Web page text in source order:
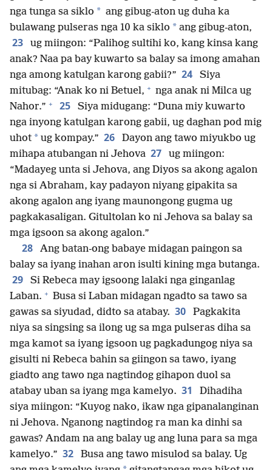
nga tunga sa siklo * ang gibug-aton ug duha ka
bulawang pulseras nga 10 ka siklo * ang gibug-aton,
23
ug miingon: “Palihog sultihi ko, kang kinsa kang
anak? Naa pa bay kuwarto sa balay sa imong amahan
nga among katulgan karong gabii?” 24
Siya
mitubag: “Anak ko ni Betuel, + nga anak ni Milca ug
Nahor.” + 25
Siya midugang: “Duna miy kuwarto
nga inyong katulgan karong gabii, ug daghan pod mig
uhot * ug kompay.” 26
Dayon ang tawo miyukbo ug
mihapa atubangan ni Jehova 27
ug miingon:
“Madayeg unta si Jehova, ang Diyos sa akong agalon
nga si Abraham, kay padayon niyang gipakita sa
akong agalon ang iyang maunongong gugma ug
pagkakasaligan. Gitultolan ko ni Jehova sa balay sa
mga igsoon sa akong agalon.”
28
Ang batan-ong babaye midagan paingon sa
balay sa iyang inahan aron isulti kining mga butanga.
29
Si Rebeca may igsoong lalaki nga ginganlag
Laban. + Busa si Laban midagan ngadto sa tawo sa
gawas sa siyudad, didto sa atabay. 30
Pagkakita
niya sa singsing sa ilong ug sa mga pulseras diha sa
mga kamot sa iyang igsoon ug pagkadungog niya sa
gisulti ni Rebeca bahin sa giingon sa tawo, iyang
giadto ang tawo nga nagtindog gihapon duol sa
atabay uban sa iyang mga kamelyo. 31
Dihadiha
siya miingon: “Kuyog nako, ikaw nga gipanalanginan
ni Jehova. Nganong nagtindog ra man ka dinhi sa
gawas? Andam na ang balay ug ang luna para sa mga
kamelyo.” 32
Busa ang tawo misulod sa balay. Ug